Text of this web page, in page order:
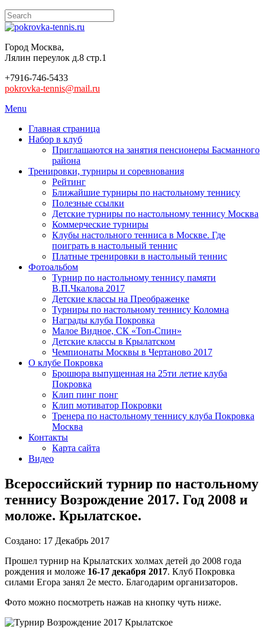
Город Москва,
Лялин переулок д.8 стр.1
+7916-746-5433
pokrovka-tennis@mail.ru
Menu
Главная страница
Набор в клуб
Приглашаются на занятия пенсионеры Басманного
района
Тренировки, турниры и соревнования
Рейтинг
Ближайшие турниры по настольному теннису
Полезные ссылки
Детские турниры по настольному теннису Москва
Коммерческие турниры
Клубы настольного тенниса в Москве. Где
поиграть в настольный теннис
Платные тренировки в настольный теннис
Фотоальбом
Турнир по настольному теннису памяти
В.П.Чкалова 2017
Детские классы на Преображенке
Турниры по настольному теннису Коломна
Награды клуба Покровка
Малое Видное, СК «Топ-Спин»
Детские классы в Крылатском
Чемпионаты Москвы в Чертаново 2017
О клубе Покровка
Брошюра выпущенная на 25ти летие клуба
Покровка
Клип пинг понг
Клип мотиватор Покровки
Тренера по настольному теннису клуба Покровка
Москва
Контакты
Карта сайта
Видео
Всероссийский турнир по настольному
теннису Возрождение 2017. Год 2008 и
моложе. Крылатское.
Создано: 17 Декабрь 2017
Прошел турнир на Крылатских холмах детей до 2008 года
рождения и моложе 16-17 декабря 2017. Клуб Покровка
силами Егора занял 2е место. Благодарим организаторов.
Фото можно посмотреть нажав на кнопку чуть ниже.